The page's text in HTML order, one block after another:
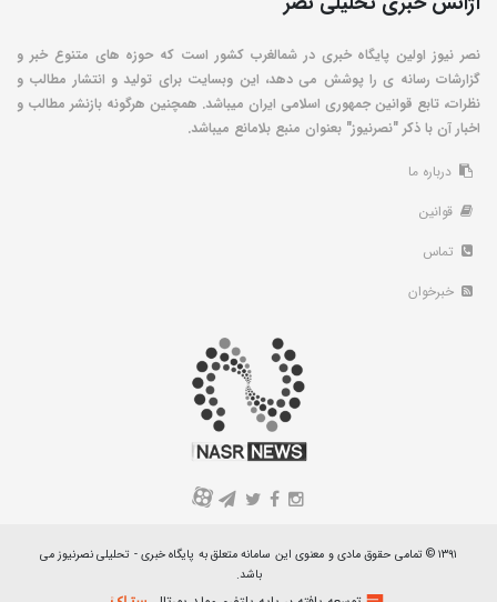
نصر نیوز اولین پایگاه خبری در شمالغرب کشور است که حوزه های متنوع خبر و
گزارشات رسانه ی را پوشش می دهد، این وبسایت برای تولید و انتشار مطالب و
نظرات، تابع قوانین جمهوری اسلامی ایران میباشد. همچنین هرگونه بازنشر مطالب و
اخبار آن با ذکر "نصرنیوز" بعنوان منبع بلامانع میباشد.
درباره ما
قوانین
تماس
خبرخوان
A
۱۳۹۱ © تمامی حقوق مادی و معنوی این سامانه متعلق به پایگاه خبری - تحلیلی نصرنیوز می
باشد.